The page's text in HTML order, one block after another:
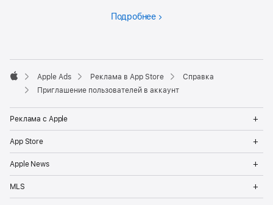
Подробнее
Apple
Apple Ads Реклама в App Store
Справка
Приглашение пользователей в аккаунт
Реклама с Apple
App Store
Apple News
MLS